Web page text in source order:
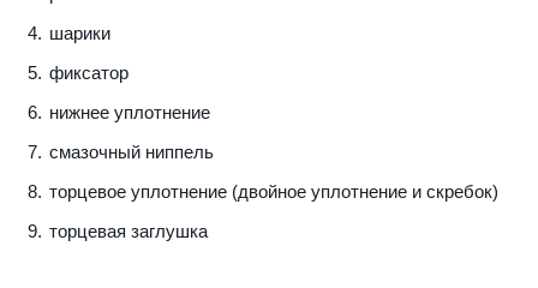
шарики
фиксатор
нижнее уплотнение
смазочный ниппель
торцевое уплотнение (двойное уплотнение и скребок)
торцевая заглушка